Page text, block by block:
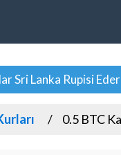
Sri Lanka Rupisi Eder
0.5 BTC